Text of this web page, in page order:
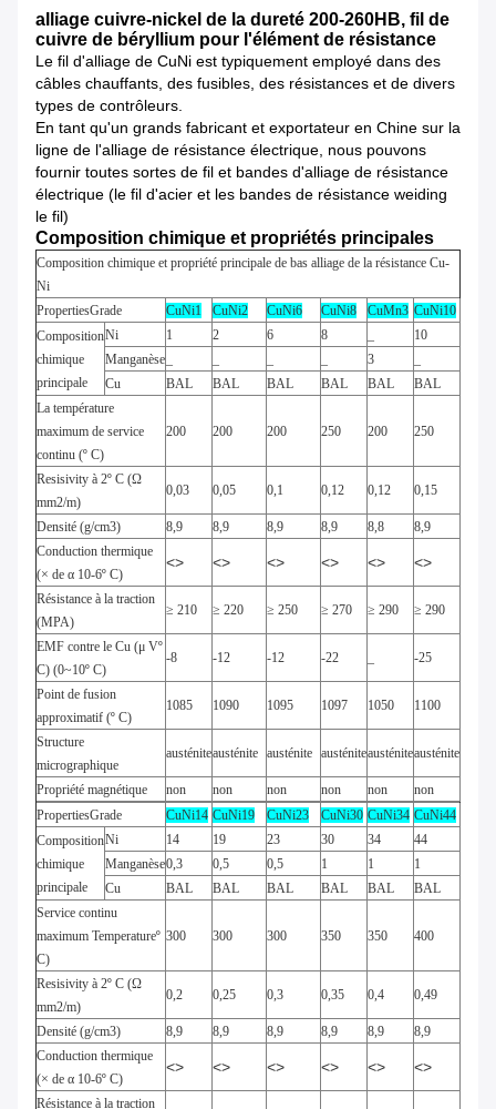
alliage cuivre-nickel de la dureté 200-260HB, fil de
cuivre de béryllium pour l'élément de résistance
Le fil d'alliage de CuNi est typiquement employé dans des
câbles chauffants, des fusibles, des résistances et de divers
types de contrôleurs.
En tant qu'un grands fabricant et exportateur en Chine sur la
ligne de l'alliage de résistance électrique, nous pouvons
fournir toutes sortes de fil et bandes d'alliage de résistance
électrique (le fil d'acier et les bandes de résistance weiding
le fil)
Composition chimique et propriétés principales
Composition chimique et propriété principale de bas alliage de la résistance Cu-
Ni
PropertiesGrade
CuNi1 CuNi2 CuNi6 CuNi8 CuMn3 CuNi10
Composition
chimique
principale
Ni 1 2 6 8
10
Manganèse
3
Cu
BAL BAL BAL BAL BAL
BAL
La température
maximum de service
continu (º C)
200 200 200 250 200 250
Resisivity à 2º C (Ω
mm2/m)
0,03 0,05 0,1 0,12 0,12 0,15
Densité (g/cm3) 8,9 8,9 8,9 8,9 8,8
8,9
Conduction thermique
(× de α 10-6º C)
<> <> <> <> <> <>
Résistance à la traction
(MPA)
≥ 210 ≥ 220 ≥ 250 ≥ 270 ≥ 290 ≥ 290
EMF contre le Cu (μ Vº
C) (0~10º C)
-8 -12 -12 -22 -25
Point de fusion
approximatif (º C)
1085 1090 1095 1097 1050 1100
Structure
micrographique
austéniteausténite austénite austéniteausténiteausténite
Propriété magnétique non non non non non
non
PropertiesGrade
CuNi14 CuNi19 CuNi23 CuNi30 CuNi34 CuNi44
Composition
chimique
principale
Ni 14 19 23 30 34
44
Manganèse0,3 0,5 0,5 1 1
1
Cu
BAL BAL BAL BAL BAL
BAL
Service continu
maximum Temperatureº
C)
300 300 300 350 350 400
Resisivity à 2º C (Ω
mm2/m)
0,2 0,25 0,3 0,35 0,4 0,49
Densité (g/cm3) 8,9 8,9 8,9 8,9 8,9
8,9
Conduction thermique
(× de α 10-6º C)
<> <> <> <> <> <>
Résistance à la traction